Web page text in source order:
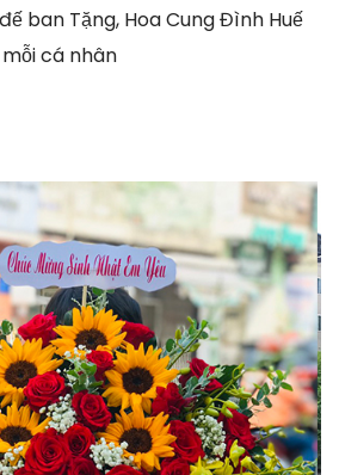
ban Tặng, Hoa Cung Đình Huế
cá nhân